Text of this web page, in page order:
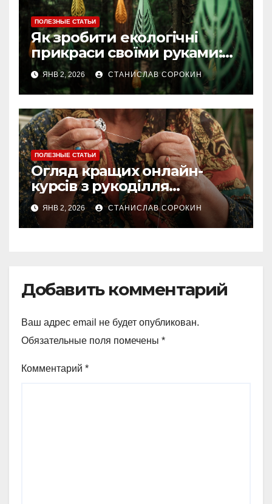
ПОЛЕЗНЫЕ СТАТЬИ
Як зробити екологічні
прикраси своїми руками:
ідеї та покрокові майстер-
класи
ЯНВ 2, 2026 СТАНИСЛАВ СОРОКИН
ПОЛЕЗНЫЕ СТАТЬИ
Огляд кращих онлайн-
курсів з рукоділля
українською мовою у 2025
році
ЯНВ 2, 2026 СТАНИСЛАВ СОРОКИН
Добавить комментарий
Ваш адрес email не будет опубликован.
Обязательные поля помечены *
Комментарий *